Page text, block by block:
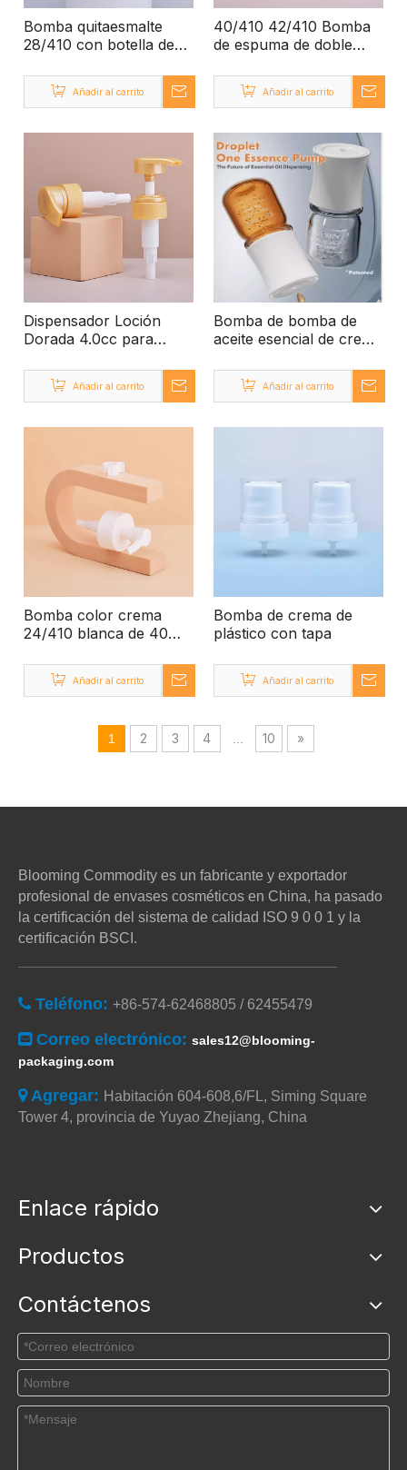
Bomba quitaesmalte
28/410 con botella de
Añadir al carrito
40/410 42/410 Bomba
de espuma de doble
la piel con clip
Añadir al carrito
Dispensador Loción
Dorada 4.0cc para
Añadir al carrito
Bomba de bomba de
aceite esencial de crema
vidrio
Añadir al carrito
Bomba color crema
24/410 blanca de 40
Añadir al carrito
Bomba de crema de
plástico con tapa
Añadir al carrito
1 2 3 4 10 »
Blooming Commodity es un fabricante y exportador
profesional de envases cosméticos en China, ha pasado
la certificación del sistema de calidad ISO 9 0 0 1 y la
certificación BSCI.
 Teléfono: +86-574-62468805 / 62455479
Correo electrónico: sales12@blooming-
packaging.com
Agregar: Habitación 604-608,6/FL, Siming Square
Tower 4, provincia de Yuyao Zhejiang, China
Enlace rápido
Productos
Contáctenos